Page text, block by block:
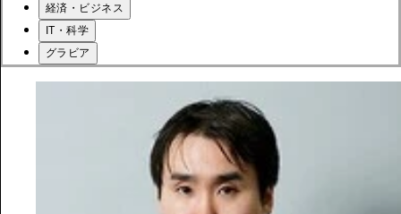
経済・ビジネス
IT・科学
グラビア